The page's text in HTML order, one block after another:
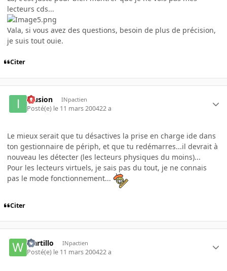
lecteurs cds...
Vala, si vous avez des questions, besoin de plus de précision,
je suis tout ouie.
Citer
Illusion INpactien
Posté(e) le 11 mars 200422 a
Le mieux serait que tu désactives la prise en charge ide dans
ton gestionnaire de périph, et que tu redémarres...il devrait à
nouveau les détecter (les lecteurs physiques du moins)...
Pour les lecteurs virtuels, je sais pas du tout, je ne connais
pas le mode fonctionnement...
Citer
wartillo INpactien
Posté(e) le 11 mars 200422 a